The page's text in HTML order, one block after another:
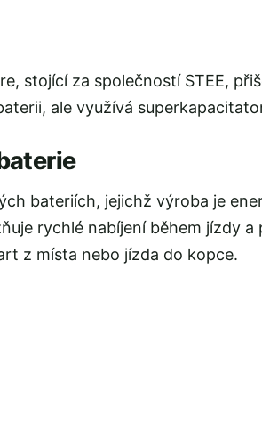
stojící za společností STEE,
ale využívá
bateriích, jejichž výroba je
rychlé nabíjení během jízdy
z místa nebo jízda do kopce.